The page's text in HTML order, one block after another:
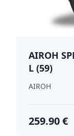
AIROH
L (59)
AIROH
259.90 €